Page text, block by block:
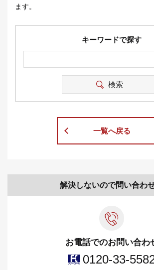
ます。
キーワードで探す
一覧へ戻る
解決しないので問い合わ
お電話でのお問い合わ
0120-33-